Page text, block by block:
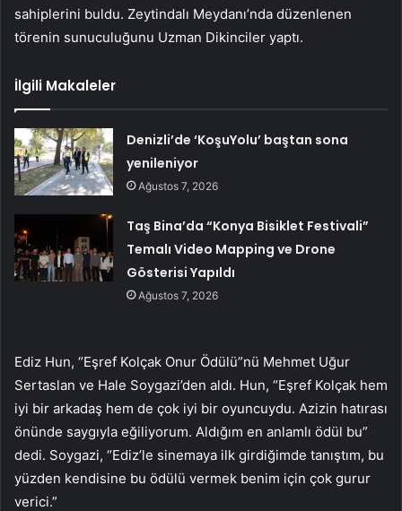
sahiplerini buldu. Zeytindalı Meydanı’nda düzenlenen
törenin sunuculuğunu Uzman Dikinciler yaptı.
İlgili Makaleler
Denizli’de ‘KoşuYolu’ baştan sona
yenileniyor
Ağustos 7, 2026
Taş Bina’da “Konya Bisiklet Festivali”
Temalı Video Mapping ve Drone
Gösterisi Yapıldı
Ağustos 7, 2026
Ediz Hun, “Eşref Kolçak Onur Ödülü”nü Mehmet Uğur
Sertaslan ve Hale Soygazi’den aldı. Hun, “Eşref Kolçak hem
iyi bir arkadaş hem de çok iyi bir oyuncuydu. Azizin hatırası
önünde saygıyla eğiliyorum. Aldığım en anlamlı ödül bu”
dedi. Soygazi, “Ediz’le sinemaya ilk girdiğimde tanıştım, bu
yüzden kendisine bu ödülü vermek benim için çok gurur
verici.”